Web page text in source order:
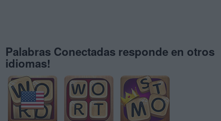
Palabras Conectadas responde en otros
idiomas!